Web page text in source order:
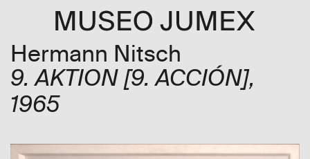
Hermann Nitsch
9. AKTION [9. ACCIÓN],
1965